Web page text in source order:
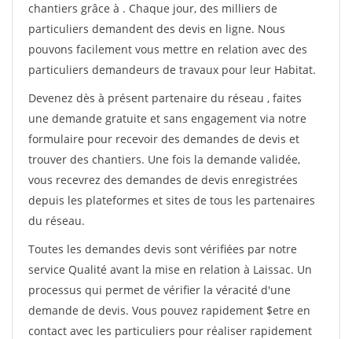
chantiers grâce à . Chaque jour, des milliers de
particuliers demandent des devis en ligne. Nous
pouvons facilement vous mettre en relation avec des
particuliers demandeurs de travaux pour leur Habitat.
Devenez dès à présent partenaire du réseau , faites
une demande gratuite et sans engagement via notre
formulaire pour recevoir des demandes de devis et
trouver des chantiers. Une fois la demande validée,
vous recevrez des demandes de devis enregistrées
depuis les plateformes et sites de tous les partenaires
du réseau.
Toutes les demandes devis sont vérifiées par notre
service Qualité avant la mise en relation à Laissac. Un
processus qui permet de vérifier la véracité d'une
demande de devis. Vous pouvez rapidement $etre en
contact avec les particuliers pour réaliser rapidement